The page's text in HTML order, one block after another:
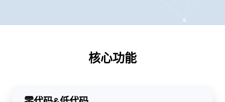
核心功能